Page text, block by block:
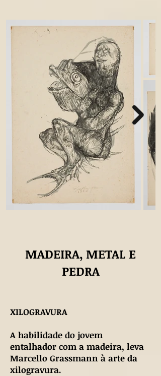
MADEIRA, METAL E
PEDRA
XILOGRAVURA
A habilidade do jovem
entalhador com a madeira, leva
Marcello Grassmann à arte da
xilogravura.